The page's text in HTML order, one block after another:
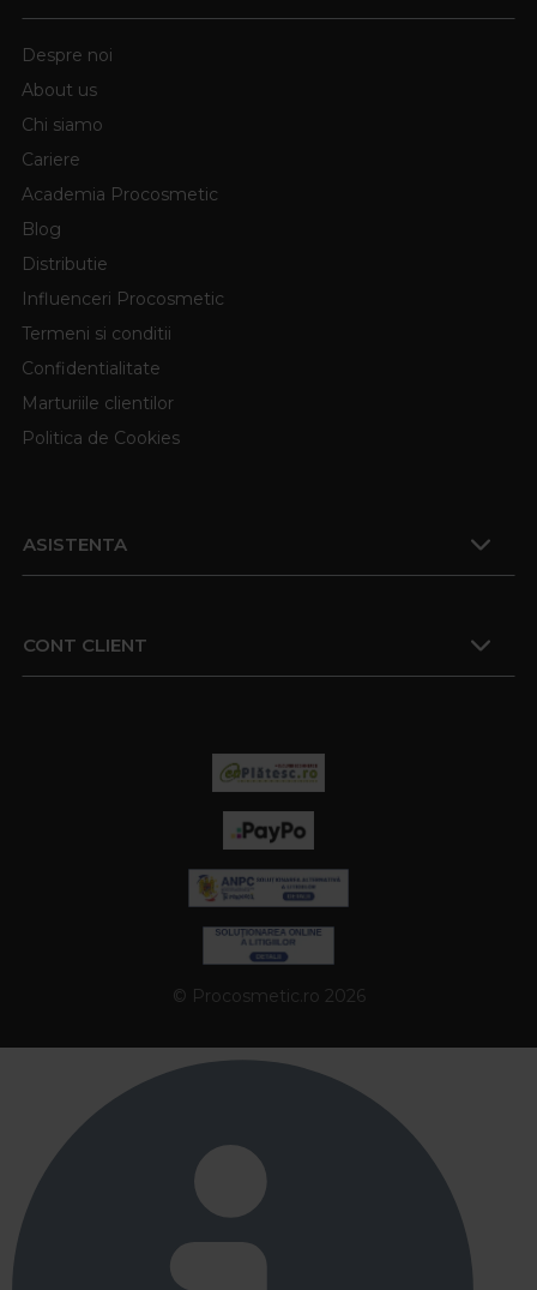
Despre noi
About us
Chi siamo
Cariere
Academia Procosmetic
Blog
Distributie
Influenceri Procosmetic
Termeni si conditii
Confidentialitate
Marturiile clientilor
Politica de Cookies
ASISTENTA
CONT CLIENT
© Procosmetic.ro 2026